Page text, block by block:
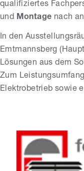
qualifiziertes
und Montage nach
In den
Emtmannsberg
Lösungen aus dem
Zum
Elektrobetrieb sowie